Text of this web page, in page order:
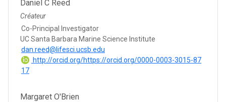
Daniel C Reed
Créateur
Co-Principal Investigator
UC Santa Barbara Marine Science Institute
dan.reed@lifesci.ucsb.edu
http://orcid.org/https://orcid.org/0000-0003-3015-87
17
Margaret O'Brien